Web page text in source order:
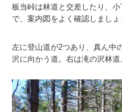
板当峠は林道と交差したり、
で、案内図をよく確認しましょ
左に登山道が2つあり、真ん中
沢に向かう道。右は滝の沢林道